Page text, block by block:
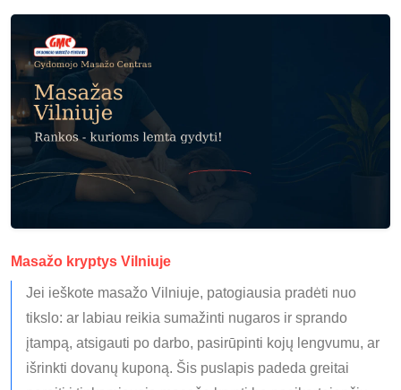
Masažo kryptys Vilniuje
Jei ieškote masažo Vilniuje, patogiausia pradėti nuo
tikslo: ar labiau reikia sumažinti nugaros ir sprando
įtampą, atsigauti po darbo, pasirūpinti kojų lengvumu, ar
išrinkti dovanų kuponą. Šis puslapis padeda greitai